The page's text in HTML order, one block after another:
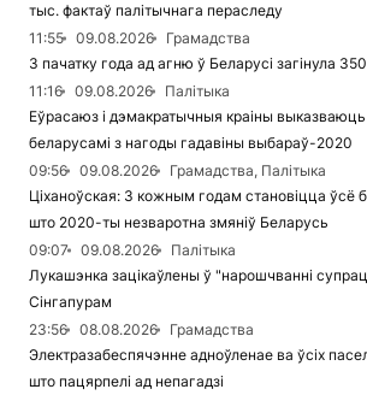
тыс. фактаў палітычнага пераследу
11:55
09.08.2026
Грамадства
З пачатку года ад агню ў Беларусі загінула
11:16
09.08.2026
Палітыка
Еўрасаюз і дэмакратычныя краіны выказваюць
беларусамі з нагоды гадавіны выбараў-2020
09:56
09.08.2026
Грамадства, Палітыка
Ціханоўская: З кожным годам становіцца ўсё
што 2020-ты незваротна змяніў Беларусь
09:07
09.08.2026
Палітыка
Лукашэнка зацікаўлены ў "нарошчванні
Сінгапурам
23:56
08.08.2026
Грамадства
Электразабеспячэнне адноўленае ва ўсіх
што пацярпелі ад непагадзі